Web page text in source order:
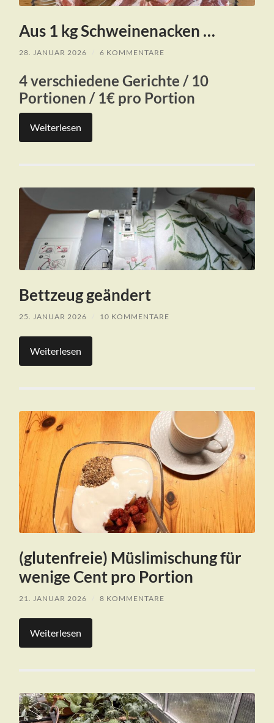
Aus 1 kg Schweinenacken …
28. JANUAR 2026 6 KOMMENTARE
4 verschiedene Gerichte / 10
Portionen / 1€ pro Portion
Weiterlesen
Bettzeug geändert
25. JANUAR 2026 10 KOMMENTARE
Weiterlesen
(glutenfreie) Müslimischung für
wenige Cent pro Portion
21. JANUAR 2026 8 KOMMENTARE
Weiterlesen